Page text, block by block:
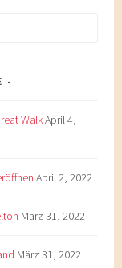
WalkApril 4,
April 2, 2022
März 31, 2022
März 31, 2022